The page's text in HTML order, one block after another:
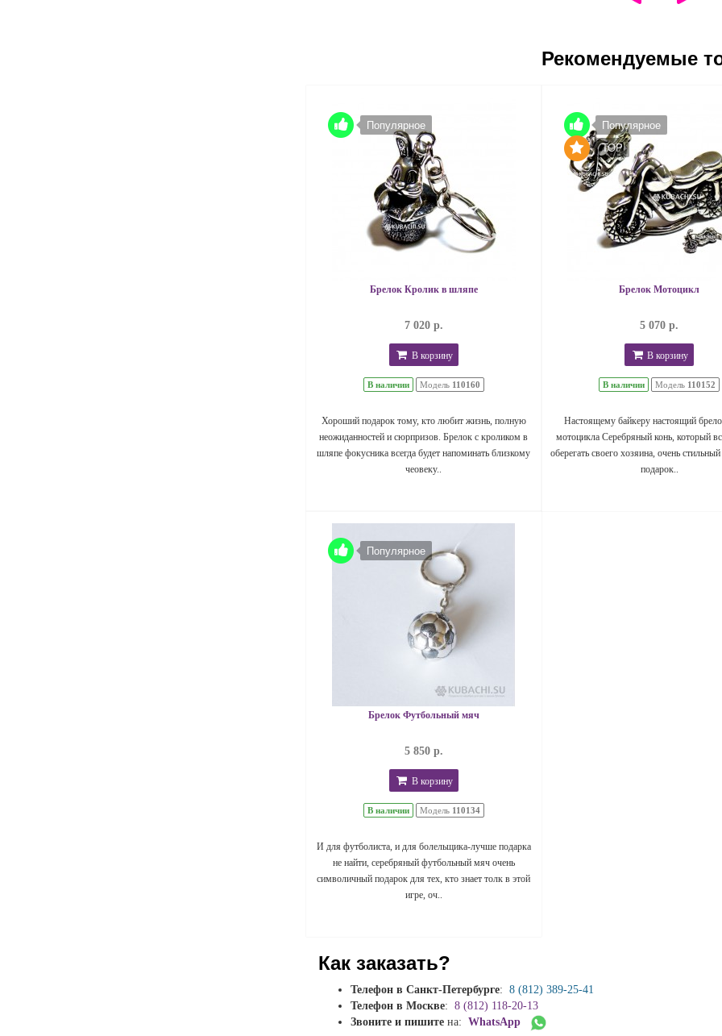
Рекомендуемые
Популярное
Брелок Кролик в шляпе
7 020 р.
В корзину
В наличии Модель 110160
Хороший подарок тому, кто любит жизнь, полную
неожиданностей и сюрпризов. Брелок с кроликом в
шляпе фокусника всегда будет напоминать близкому
чеовеку..
Популярное
TOP
Брелок Мотоцикл
5 070 р.
В корзину
В наличии Модель 110152
Настоящему байкеру настоящий
мотоцикла Серебряный конь, который
оберегать своего хозяина, очень
подарок..
Популярное
Брелок Футбольный мяч
5 850 р.
В корзину
В наличии Модель 110134
И для футболиста, и для болельщика-лучше подарка
не найти, серебряный футбольный мяч очень
символичный подарок для тех, кто знает толк в этой
игре, оч..
Как заказать?
Телефон в Санкт-Петербурге: 8 (812) 389-25-41
Телефон в Москве: 8 (812) 118-20-13
Звоните и пишитена: WhatsApp